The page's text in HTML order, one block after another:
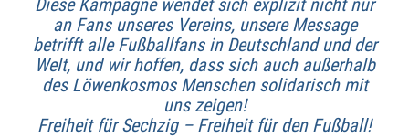
Diese Kampagne wendet sich explizit nicht nur
an Fans unseres Vereins, unsere Message
betrifft alle Fußballfans in Deutschland und der
Welt, und wir hoffen, dass sich auch außerhalb
des Löwenkosmos Menschen solidarisch mit
uns zeigen!
Freiheit für Sechzig – Freiheit für den Fußball!